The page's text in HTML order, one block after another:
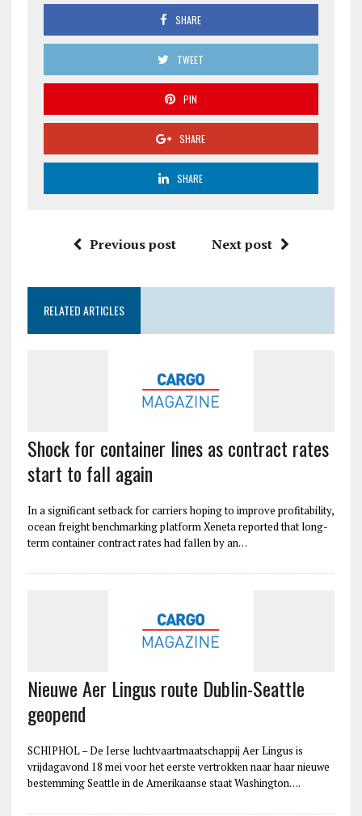
SHARE
TWEET
PIN
SHARE
SHARE
Previous post Next post
RELATED ARTICLES
Shock for container lines as contract rates
start to fall again
In a significant setback for carriers hoping to improve profitability,
ocean freight benchmarking platform Xeneta reported that long-
term container contract rates had fallen by an…
Nieuwe Aer Lingus route Dublin-Seattle
geopend
SCHIPHOL – De Ierse luchtvaartmaatschappij Aer Lingus is
vrijdagavond 18 mei voor het eerste vertrokken naar haar nieuwe
bestemming Seattle in de Amerikaanse staat Washington….